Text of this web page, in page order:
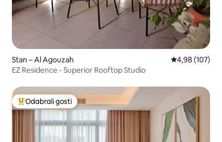
Stan – Al Agouzah Prosječna
4,98 (107)
EZ Residence - Superior Rooftop Studio
Među najviše rangiranima s oznakom „Odabrali gosti”
Odabrali gosti